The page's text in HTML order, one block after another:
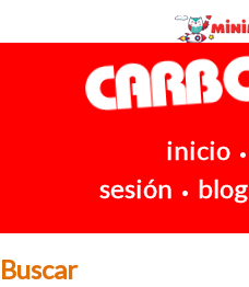
inicio •
sesión • blog
Buscar